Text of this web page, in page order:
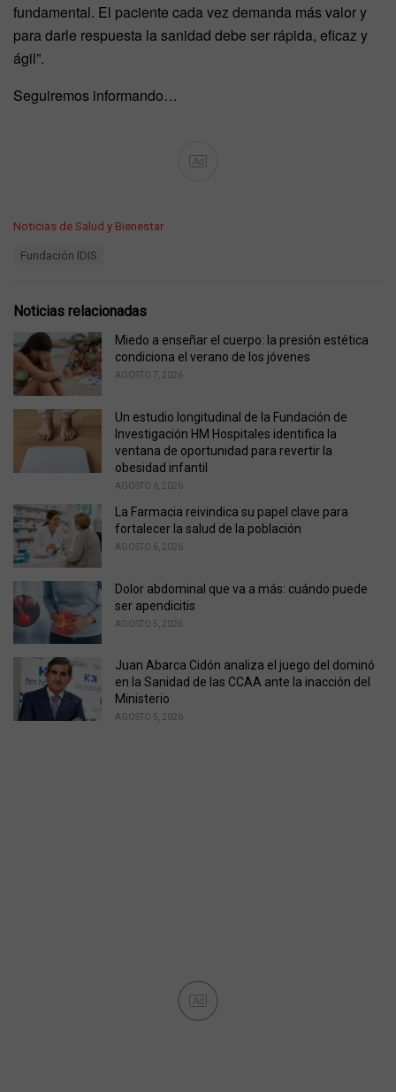
fundamental. El paciente cada vez demanda más valor y
para darle respuesta la sanidad debe ser rápida, eficaz y
ágil”.
Seguiremos informando…
Ad
C
o
r
e
:
Noticias de Salud y Bienestar
:
Fundación IDIS
Noticias relacionadas
Miedo a enseñar el cuerpo: la presión estética
condiciona el verano de los jóvenes
AGOSTO 7, 2026
Un estudio longitudinal de la Fundación de
Investigación HM Hospitales identifica la
ventana de oportunidad para revertir la
obesidad infantil
AGOSTO 6, 2026
La Farmacia reivindica su papel clave para
fortalecer la salud de la población
AGOSTO 6, 2026
Dolor abdominal que va a más: cuándo puede
ser apendicitis
AGOSTO 5, 2026
Juan Abarca Cidón analiza el juego del dominó
en la Sanidad de las CCAA ante la inacción del
Ministerio
AGOSTO 5, 2026
Ad